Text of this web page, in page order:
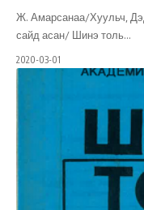
Ж. Амарсанаа/Хуульч,
сайд асан/ Шинэ толь…
2020-03-01